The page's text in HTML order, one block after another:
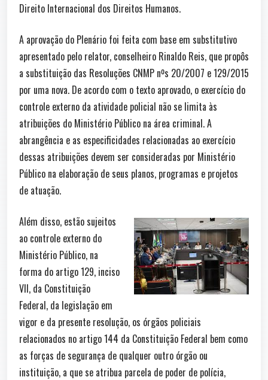
Direito Internacional dos Direitos Humanos.
A aprovação do Plenário foi feita com base em substitutivo
apresentado pelo relator, conselheiro Rinaldo Reis, que propôs
a substituição das Resoluções CNMP nºs 20/2007 e 129/2015
por uma nova. De acordo com o texto aprovado, o exercício do
controle externo da atividade policial não se limita às
atribuições do Ministério Público na área criminal. A
abrangência e as especificidades relacionadas ao exercício
dessas atribuições devem ser consideradas por Ministério
Público na elaboração de seus planos, programas e projetos
de atuação.
Além disso, estão sujeitos
ao controle externo do
Ministério Público, na
forma do artigo 129, inciso
VII, da Constituição
Federal, da legislação em
vigor e da presente resolução, os órgãos policiais
relacionados no artigo 144 da Constituição Federal bem como
as forças de segurança de qualquer outro órgão ou
instituição, a que se atribua parcela de poder de polícia,